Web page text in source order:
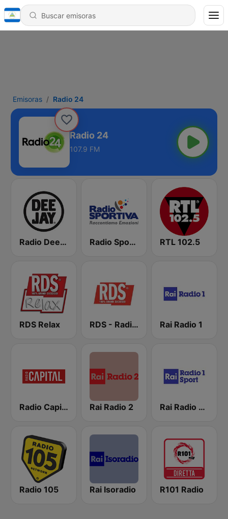
Emisoras Radio 24
Radio 24
107.9 FM
Radio Deejay Radio Sportiva RTL 102.5
RDS Relax RDS - Radio Dimensione Suono Rai Radio 1
Radio Capital Rai Radio 2 Rai Radio 1 Sport
Radio 105 Rai Isoradio R101 Radio